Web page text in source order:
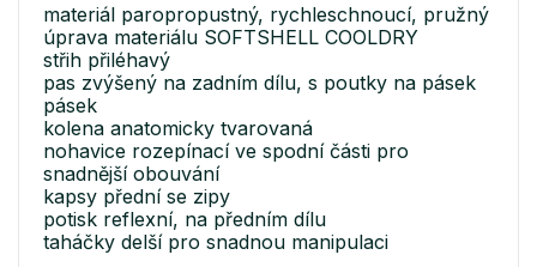
materiál paropropustný, rychleschnoucí, pružný
úprava materiálu SOFTSHELL COOLDRY
střih přiléhavý
pas zvýšený na zadním dílu, s poutky na pásek
pásek
kolena anatomicky tvarovaná
nohavice rozepínací ve spodní části pro
snadnější obouvání
kapsy přední se zipy
potisk reflexní, na předním dílu
taháčky delší pro snadnou manipulaci